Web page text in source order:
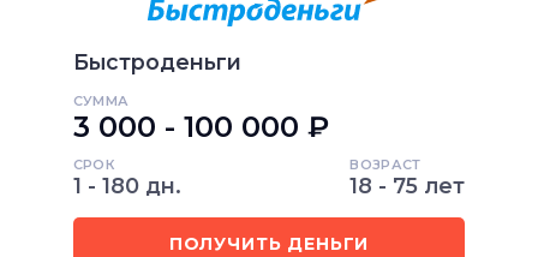
Быстроденьги
СУММА
3 000 - 100 000 ₽
СРОК
1 - 180 дн.
ВОЗРАСТ
18 - 75 лет
ПОЛУЧИТЬ ДЕНЬГИ